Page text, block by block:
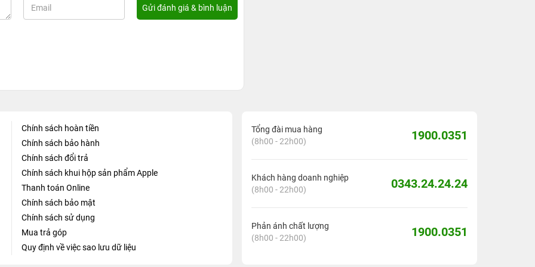
Chính sách hoàn tiền
Chính sách bảo hành
Chính sách đổi trả
Chính sách khui hộp sản phẩm Apple
Thanh toán Online
Chính sách bảo mật
Chính sách sử dụng
Mua trả góp
Quy định về việc sao lưu dữ liệu
Tổng đài mua hàng
(8h00 - 22h00)
1900.0351
Khách hàng doanh nghiệp
(8h00 - 22h00)
0343.24.24.24
Phản ánh chất lượng
(8h00 - 22h00)
1900.0351